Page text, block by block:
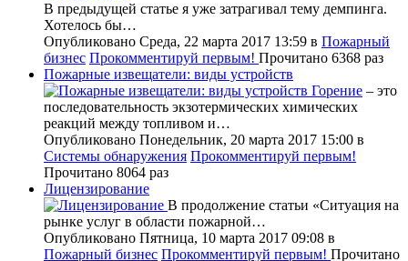
В предыдущей статье я уже затрагивал тему демпинга.
Хотелось бы…
Опубликовано Среда, 22 марта 2017 13:59 в Пожарный
бизнес Прокомментируй первым! Прочитано 6368 раз
Пожарные извещатели: виды устройств
Горение – это
последовательность экзотермических химических
реакций между топливом и…
Опубликовано Понедельник, 20 марта 2017 15:00 в
Системы обнаружения Прокомментируй первым!
Прочитано 8064 раз
Лицензирование
В продолжение статьи «Ситуация на
рынке услуг в области пожарной…
Опубликовано Пятница, 10 марта 2017 09:08 в
Пожарный бизнес Прокомментируй первым! Прочитано